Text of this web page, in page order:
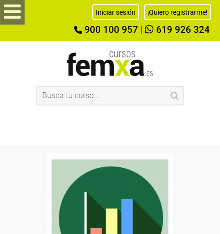
Iniciar sesión ¡Quiero registrarme!
900 100 957 619 926 324